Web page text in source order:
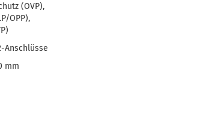
(OVP),
OPP),
Anschlüsse
mm